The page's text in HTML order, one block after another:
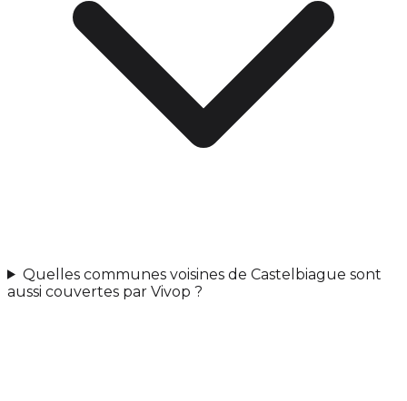
Quelles communes voisines de Castelbiague sont
aussi couvertes par Vivop ?